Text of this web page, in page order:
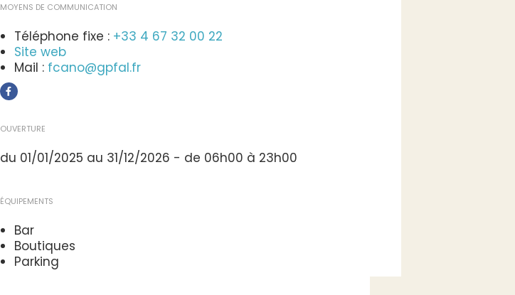
MOYENS DE COMMUNICATION
Téléphone fixe : +33 4 67 32 00 22
Site web
Mail : fcano@gpfal.fr
OUVERTURE
du 01/01/2025 au 31/12/2026 - de 06h00 à 23h00
ÉQUIPEMENTS
Bar
Boutiques
Parking